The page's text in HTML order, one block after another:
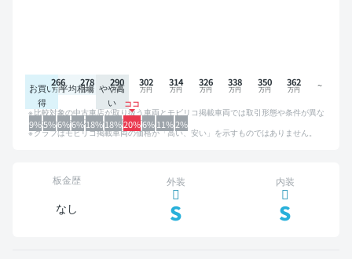
お買い
得
平均相場 やや高
い
9%5%6%6%18%18%20%6%11%2%
266 278 290 302 314 326 338 350 362
比較対象の中古車店が取り扱う車両とモビリコ掲載車両では取引形態や条件が異な
るため、グラフは参考情報です。
グラフはモビリコ掲載車両の価格が「高い、安い」を示すものではありません。
板金歴
なし
外装
S
内装
S